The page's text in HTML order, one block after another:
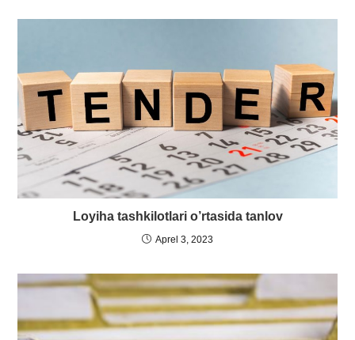
Loyiha tashkilotlari o’rtasida tanlov
Aprel 3, 2023